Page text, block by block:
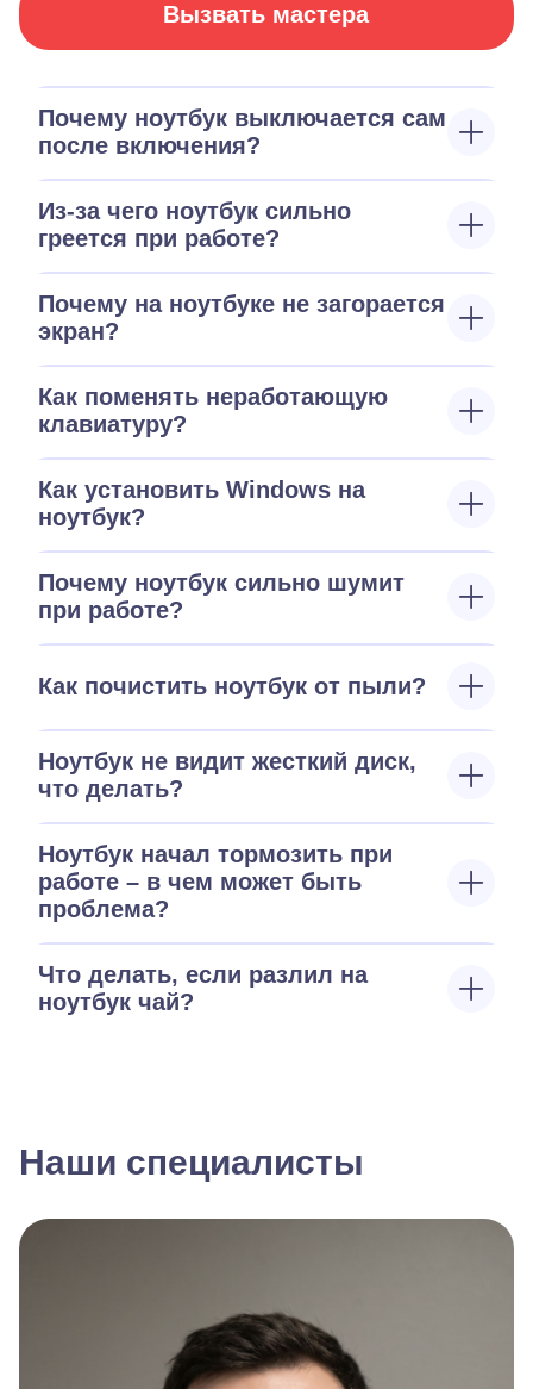
Вызвать мастера
Почему ноутбук выключается сам
после включения?
Из-за чего ноутбук сильно
греется при работе?
Почему на ноутбуке не загорается
экран?
Как поменять неработающую
клавиатуру?
Как установить Windows на
ноутбук?
Почему ноутбук сильно шумит
при работе?
Как почистить ноутбук от пыли?
Ноутбук не видит жесткий диск,
что делать?
Ноутбук начал тормозить при
работе – в чем может быть
проблема?
Что делать, если разлил на
ноутбук чай?
Наши специалисты